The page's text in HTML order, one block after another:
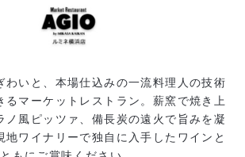
わいと、本場仕込みの一流料理人の技術
るマーケットレストラン。薪窯で焼き上
ノ風ピッツァ、備長炭の遠火で旨みを凝
地ワイナリーで独自に入手したワインと